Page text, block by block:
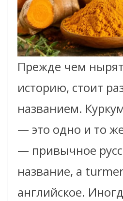
Прежде чем
историю, стоит
названием.
— это одно и то
— привычное
название, а
английское.